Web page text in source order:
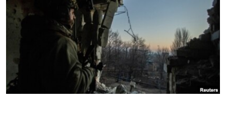
ᲡᲢᲣᲓᲘᲐ ᲕᲐᲨᲘᲜᲒᲢᲝᲜᲘ
ᲯᲐᲜᲛᲠᲗᲔᲚᲝᲑᲐ
Learning English
ᲗᲕᲐᲚᲘ ᲒᲕᲐᲓᲔᲕᲜᲔᲗ
ენები